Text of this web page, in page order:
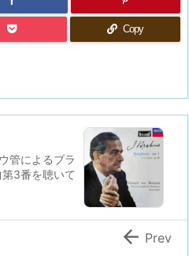
Copy
管によるブラ
3番を聴いて
 Prev